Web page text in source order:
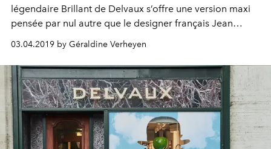
légendaire Brillant de Delvaux s’offre une version maxi
pensée par nul autre que le designer français Jean
Colonna : l’XXL.
03.04.2019 by Géraldine Verheyen